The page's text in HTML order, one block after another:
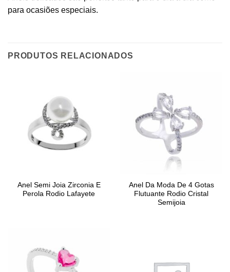
para ocasiões especiais.
PRODUTOS RELACIONADOS
Anel Semi Joia Zirconia E
Perola Rodio Lafayete
Anel Da Moda De 4 Gotas
Flutuante Rodio Cristal
Semijoia